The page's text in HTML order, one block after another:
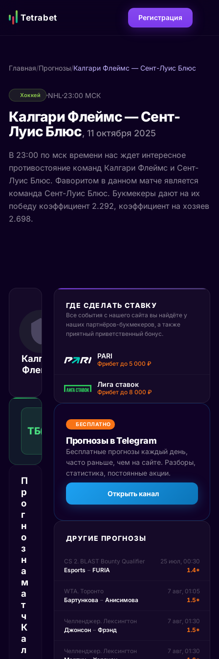
Tetrabet Регистрация
Главная/Прогнозы/Калгари Флеймс — Сент-Луис Блюс
Хоккей NHL 23:00 МСК
Калгари Флеймс — Сент-
Луис Блюс, 11 октября 2025
В 23:00 по мск времени нас ждет интересное
противостояние команд Калгари Флеймс и Сент-
Луис Блюс. Фаворитом в данном матче является
команда Сент-Луис Блюс. Букмекеры дают на их
победу коэффициент 2.292, коэффициент на хозяев
2.698.
Калгари
Флеймс
11 октября 2025
23:00
МСК
Матч завершён
ТБ(5)
больше
Рекомендуемая
ставка
КФ1.53 Победа
П
р
о
г
н
о
з
н
а
м
а
т
ч
К
а
л
ГДЕ СДЕЛАТЬ СТАВКУ
Все события с нашего сайта вы найдёте у
наших партнёров-букмекеров, а также
приятный приветственный бонус.
PARI
Фрибет до 5 000 ₽
Лига ставок
Фрибет до 8 000 ₽
БЕСПЛАТНО
Прогнозы в Telegram
Бесплатные прогнозы каждый день,
часто раньше, чем на сайте. Разборы,
статистика, постоянные акции.
Открыть канал
ДРУГИЕ ПРОГНОЗЫ
CS 2. BLAST Bounty Qualifier
25 июл, 00:30
Esports – FURIA 1.4*
WTA. Торонто
7 авг, 01:05
Бартункова – Анисимова 1.5*
Челленджер. Лексингтон
7 авг, 01:30
Джонсон – Фрэнд 1.5*
Челленджер. Лексингтон
7 авг, 01:30